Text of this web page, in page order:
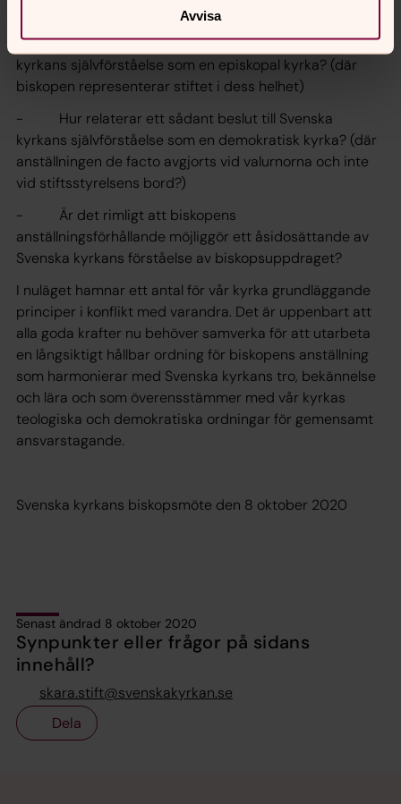
Avvisa
- Hur relaterar ett sådant beslut till Svenska
kyrkans självförståelse som en episkopal kyrka? (där
biskopen representerar stiftet i dess helhet)
- Hur relaterar ett sådant beslut till Svenska
kyrkans självförståelse som en demokratisk kyrka? (där
anställningen de facto avgjorts vid valurnorna och inte
vid stiftsstyrelsens bord?)
- Är det rimligt att biskopens
anställningsförhållande möjliggör ett åsidosättande av
Svenska kyrkans förståelse av biskopsuppdraget?
I nuläget hamnar ett antal för vår kyrka grundläggande
principer i konflikt med varandra. Det är uppenbart att
alla goda krafter nu behöver samverka för att utarbeta
en långsiktigt hållbar ordning för biskopens anställning
som harmonierar med Svenska kyrkans tro, bekännelse
och lära och som överensstämmer med vår kyrkas
teologiska och demokratiska ordningar för gemensamt
ansvarstagande.
Svenska kyrkans biskopsmöte den 8 oktober 2020
Senast ändrad 8 oktober 2020
Synpunkter eller frågor på sidans
innehåll?
skara.stift@svenskakyrkan.se
Dela